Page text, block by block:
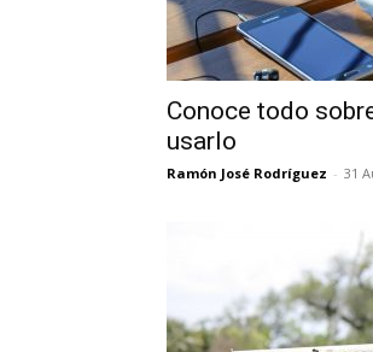
Conoce todo
usarlo
Ramón José Rodríguez - 31